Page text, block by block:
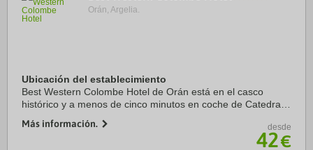
Orán, Argelia.
Ubicación del establecimiento
Best Western Colombe Hotel de Orán está en el casco
histórico y a menos de cinco minutos en coche de Catedral
este hotel de 4 estrellas se encuentra ...
Más información. desde
42€